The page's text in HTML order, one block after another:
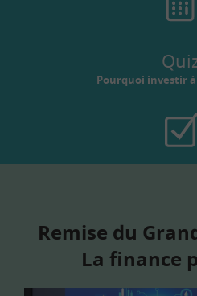
Pourquoi investir
Remise du
La finance